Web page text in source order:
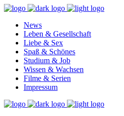
News
Leben & Gesellschaft
Liebe & Sex
Spaß & Schönes
Studium & Job
Wissen & Wachsen
Filme & Serien
Impressum